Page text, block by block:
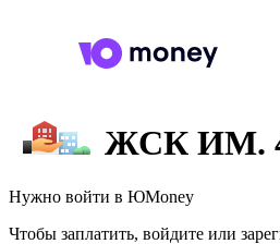
ЖСК ИМ.
Нужно войти в ЮMoney
Чтобы заплатить, войдите или